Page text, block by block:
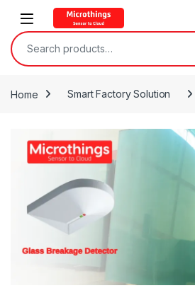
Open
Search for:
Home Smart Factory Solution